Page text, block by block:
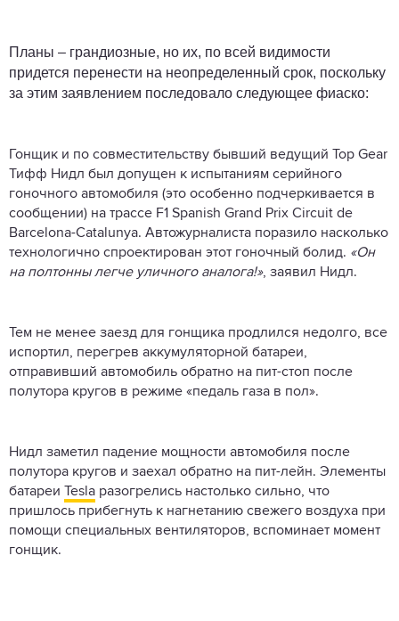
Планы – грандиозные, но их, по всей видимости
придется перенести на неопределенный срок, поскольку
за этим заявлением последовало следующее фиаско:
Гонщик и по совместительству бывший ведущий Top Gear
Тифф Нидл был допущен к испытаниям серийного
гоночного автомобиля (это особенно подчеркивается в
сообщении) на трассе F1 Spanish Grand Prix Circuit de
Barcelona-Catalunya. Автожурналиста поразило насколько
технологично спроектирован этот гоночный болид. «Он
на полтонны легче уличного аналога!», заявил Нидл.
Тем не менее заезд для гонщика продлился недолго, все
испортил, перегрев аккумуляторной батареи,
отправивший автомобиль обратно на пит-стоп после
полутора кругов в режиме «педаль газа в пол».
Нидл заметил падение мощности автомобиля после
полутора кругов и заехал обратно на пит-лейн. Элементы
батареи
Tesla разогрелись настолько сильно, что
пришлось прибегнуть к нагнетанию свежего воздуха при
помощи специальных вентиляторов, вспоминает момент
гонщик.